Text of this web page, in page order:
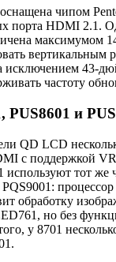
чипом
порта HDMI 2.1.
максимумом
вертикальным
исключением 43-
частоту
PUS8601 и
QD LCD
с поддержкой
используют тот же
процессор
обработку
но без
у 8701